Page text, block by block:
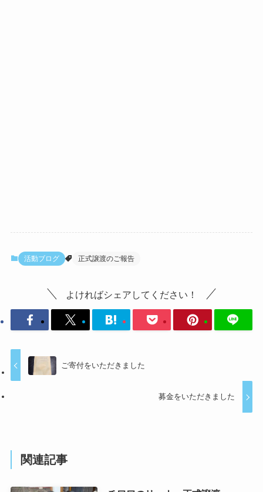
活動ブログ 正式譲渡のご報告
よければシェアしてください！
ご寄付をいただきました
募金をいただきました
関連記事